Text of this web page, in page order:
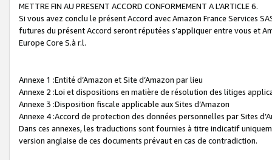
METTRE FIN AU PRESENT ACCORD CONFORMEMENT A L’ARTICLE 6.
Si vous avez conclu le présent Accord avec Amazon France Services
futures du présent Accord seront réputées s’appliquer entre vous et
Europe Core S.à r.l.
Annexe 1 :Entité d’Amazon et Site d’Amazon par lieu
Annexe 2 :Loi et dispositions en matière de résolution des litiges
Annexe 3 :Disposition fiscale applicable aux Sites d’Amazon
Annexe 4 :Accord de protection des données personnelles par Sites
Dans ces annexes, les traductions sont fournies à titre indicatif
version anglaise de ces documents prévaut en cas de contradiction.